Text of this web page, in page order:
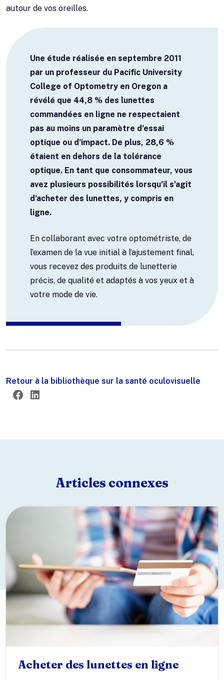
autour de vos oreilles.
Une étude réalisée en septembre 2011
par un professeur du Pacific University
College of Optometry en Oregon a
révélé que 44,8 % des lunettes
commandées en ligne ne respectaient
pas au moins un paramètre d’essai
optique ou d’impact. De plus, 28,6 %
étaient en dehors de la tolérance
optique. En tant que consommateur, vous
avez plusieurs possibilités lorsqu’il s’agit
d’acheter des lunettes, y compris en
ligne.
En collaborant avec votre optométriste, de
l’examen de la vue initial à l’ajustement final,
vous recevez des produits de lunetterie
précis, de qualité et adaptés à vos yeux et à
votre mode de vie.
Retour à la bibliothèque sur la santé oculovisuelle
TwitterFacebook
LinkedIn
Articles connexes
Acheter des lunettes en ligne